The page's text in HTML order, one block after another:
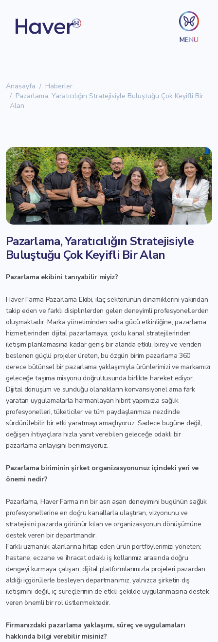
MENU
Anasayfa
Haberler
Pazarlama, Yaratıcılığın Stratejisiyle Buluştuğu Çok Keyifli Bir
Alan
Pazarlama, Yaratıcılığın Stratejisiyle
Buluştuğu Çok Keyifli Bir Alan
Pazarlama ekibini tanıyabilir miyiz?
Haver Farma Pazarlama Ekibi, ilaç sektörünün dinamiklerini yakından
takip eden ve farklı disiplinlerden gelen deneyimli profesyonellerden
oluşmaktadır. Marka yönetiminden saha gücü etkinliğine, pazarlama
hizmetlerinden dijital pazarlamaya, çoklu kanal stratejilerinden
iletişim planlamasına kadar geniş bir alanda etkili, birey ve veriden
beslenen güçlü projeler üreten, bu özgün birim pazarlama 360
derece bütünsel bir pazarlama yaklaşımıyla ürünlerimizi ve markamızı
geleceğe taşıma misyonu doğrultusunda birlikte hareket ediyor.
Dijital dönüşüm ve sunduğu olanakların konvansiyonel ama fark
yaratan uygulamalarla harmanlayan hibrit yapımızla sağlık
profesyonelleri, tüketiciler ve tüm paydaşlarımıza nezdinde
sürdürülebilir bir etki yaratmayı amaçlıyoruz. Sadece bugüne değil,
değişen ihtiyaçlara hızla yanıt verebilen geleceğe odaklı bir
pazarlama anlayışını benimsiyoruz.
Pazarlama biriminin şirket organizasyonunuz içindeki yeri ve
önemi nedir?
Pazarlama, Haver Farma’nın bir asrı aşan deneyimini bugünün sağlık
profesyonellerine en doğru kanallarla ulaştıran, vizyonunu ve
stratejisini pazarda görünür kılan ve organizasyonun dönüşümüne
destek veren bir departmandır.
Farklı uzmanlık alanlarına hitap eden ürün portföylerimizi yöneten;
hastane, eczane ve ihracat odaklı iş kollarımız arasında doğru
dengeyi kurmaya çalışan, dijital platformlarımızla projeleri pazardan
aldığı içgörülerle besleyen departmanımız, yalnızca şirketin dış
iletişimini değil, iç süreçlerinin de etkili şekilde uygulanmasına destek
veren önemli bir rol üstlenmektedir.
Firmanızdaki pazarlama yaklaşımı, süreç ve uygulamaları
hakkında bilgi verebilir misiniz?